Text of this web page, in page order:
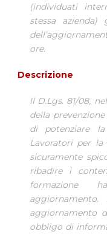
(individuati
stessa
ore.
Descrizione
ll D.Lgs. 81/08,
della
di potenziare
Lavoratori per la
sicuramente
ribadire i
formazione
aggiornamento
obbligo di